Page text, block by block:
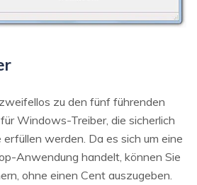
zu den fünf führenden
Windows-Treiber, die sicherlich
werden. Da es sich um eine
Anwendung handelt, können Sie
ohne einen Cent auszugeben.